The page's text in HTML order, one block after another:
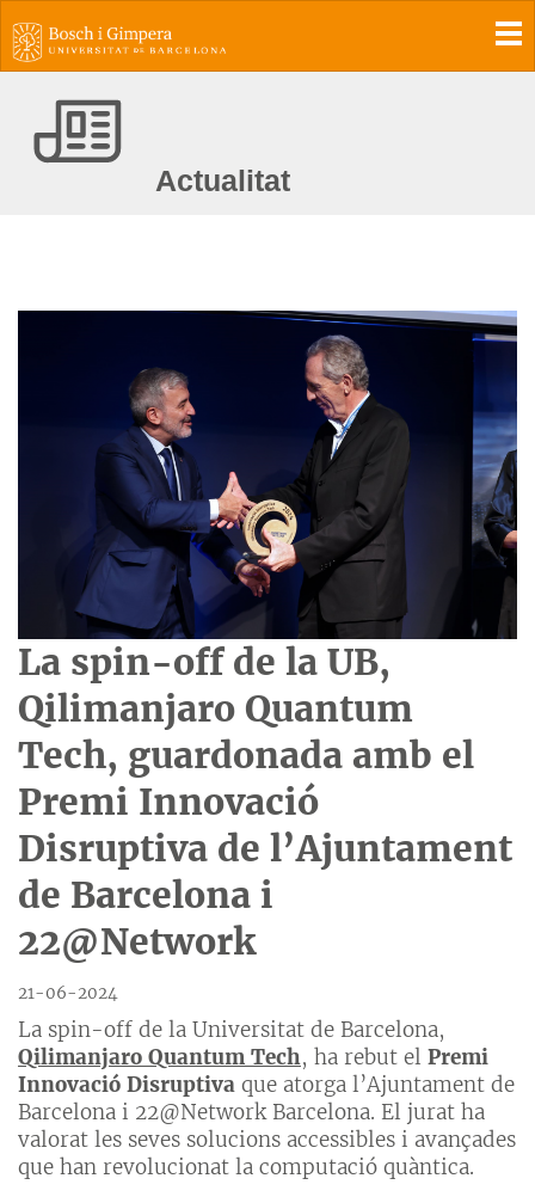
Actualitat
La spin-off de la UB,
Qilimanjaro Quantum
Tech, guardonada amb el
Premi Innovació
Disruptiva de l’Ajuntament
de Barcelona i
22@Network
21-06-2024
La spin-off de la Universitat de Barcelona,
Qilimanjaro Quantum Tech, ha rebut el Premi
Innovació Disruptiva que atorga l’Ajuntament de
Barcelona i 22@Network Barcelona. El jurat ha
valorat les seves solucions accessibles i avançades
que han revolucionat la computació quàntica.